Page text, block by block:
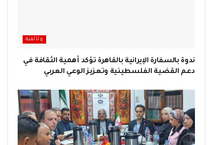
وثائقية
ندوة بالسفارة الإيرانية بالقاهرة تؤكد أهمية الثقافة في
دعم القضية الفلسطينية وتعزيز الوعي العربي